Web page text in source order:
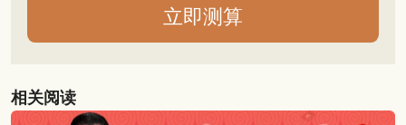
相关阅读